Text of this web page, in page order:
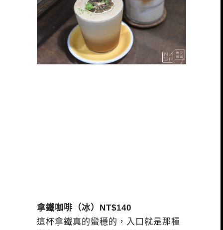
拿鐵咖啡（冰）NT$140
這杯拿鐵真的蠻穩的，入口就是那種